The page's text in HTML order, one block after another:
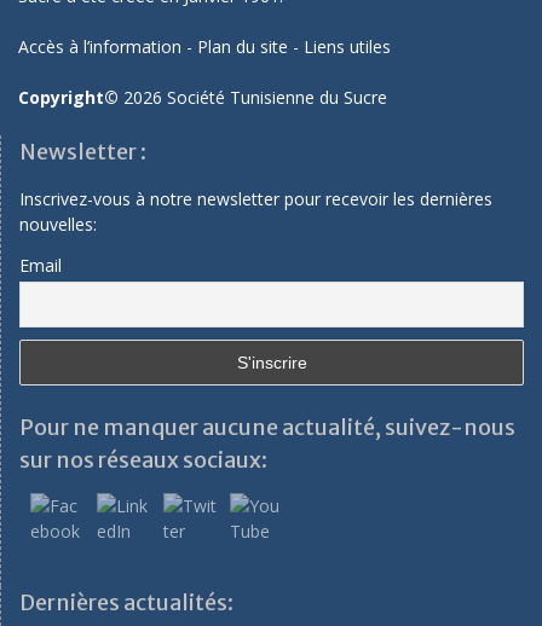
Accès à l’information - Plan du site - Liens utiles
Copyright© 2026 Société Tunisienne du Sucre
Newsletter :
Inscrivez-vous à notre newsletter pour recevoir les dernières
nouvelles:
Email
Pour ne manquer aucune actualité, suivez-nous
sur nos réseaux sociaux:
Dernières actualités: